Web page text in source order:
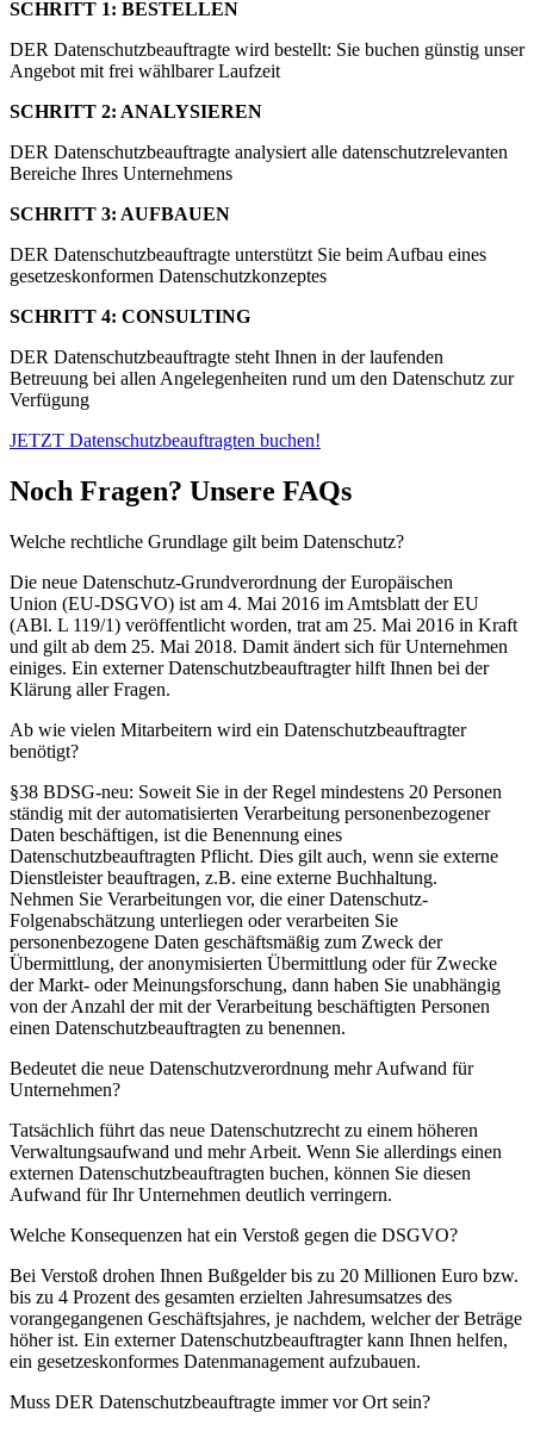
SCHRITT 1: BESTELLEN
DER Datenschutzbeauftragte wird bestellt: Sie buchen günstig unser
Angebot mit frei wählbarer Laufzeit
SCHRITT 2: ANALYSIEREN
DER Datenschutzbeauftragte analysiert alle datenschutzrelevanten
Bereiche Ihres Unternehmens
SCHRITT 3: AUFBAUEN
DER Datenschutzbeauftragte unterstützt Sie beim Aufbau eines
gesetzeskonformen Datenschutzkonzeptes
SCHRITT 4: CONSULTING
DER Datenschutzbeauftragte steht Ihnen in der laufenden
Betreuung bei allen Angelegenheiten rund um den Datenschutz zur
Verfügung
JETZT Datenschutzbeauftragten buchen!
Noch Fragen? Unsere FAQs
Welche rechtliche Grundlage gilt beim Datenschutz?
Die neue Datenschutz-Grundverordnung der Europäischen
Union (EU-DSGVO) ist am 4. Mai 2016 im Amtsblatt der EU
(ABl. L 119/1) veröffentlicht worden, trat am 25. Mai 2016 in Kraft
und gilt ab dem 25. Mai 2018. Damit ändert sich für Unternehmen
einiges. Ein externer Datenschutzbeauftragter hilft Ihnen bei der
Klärung aller Fragen.
Ab wie vielen Mitarbeitern wird ein Datenschutzbeauftragter
benötigt?
§38 BDSG-neu: Soweit Sie in der Regel mindestens 20 Personen
ständig mit der automatisierten Verarbeitung personenbezogener
Daten beschäftigen, ist die Benennung eines
Datenschutzbeauftragten Pflicht. Dies gilt auch, wenn sie externe
Dienstleister beauftragen, z.B. eine externe Buchhaltung.
Nehmen Sie Verarbeitungen vor, die einer Datenschutz-
Folgenabschätzung unterliegen oder verarbeiten Sie
personenbezogene Daten geschäftsmäßig zum Zweck der
Übermittlung, der anonymisierten Übermittlung oder für Zwecke
der Markt- oder Meinungsforschung, dann haben Sie unabhängig
von der Anzahl der mit der Verarbeitung beschäftigten Personen
einen Datenschutzbeauftragten zu benennen.
Bedeutet die neue Datenschutzverordnung mehr Aufwand für
Unternehmen?
Tatsächlich führt das neue Datenschutzrecht zu einem höheren
Verwaltungsaufwand und mehr Arbeit. Wenn Sie allerdings einen
externen Datenschutzbeauftragten buchen, können Sie diesen
Aufwand für Ihr Unternehmen deutlich verringern.
Welche Konsequenzen hat ein Verstoß gegen die DSGVO?
Bei Verstoß drohen Ihnen Bußgelder bis zu 20 Millionen Euro bzw.
bis zu 4 Prozent des gesamten erzielten Jahresumsatzes des
vorangegangenen Geschäftsjahres, je nachdem, welcher der Beträge
höher ist. Ein externer Datenschutzbeauftragter kann Ihnen helfen,
ein gesetzeskonformes Datenmanagement aufzubauen.
Muss DER Datenschutzbeauftragte immer vor Ort sein?